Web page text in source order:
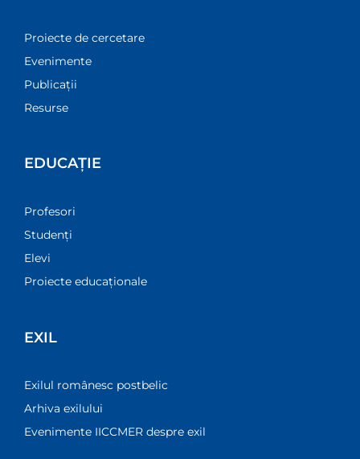
Proiecte de cercetare
Evenimente
Publicații
Resurse
EDUCAȚIE
Profesori
Studenți
Elevi
Proiecte educaționale
EXIL
Exilul românesc postbelic
Arhiva exilului
Evenimente IICCMER despre exil